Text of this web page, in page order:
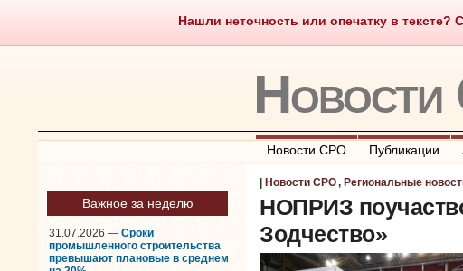
Нашли неточность или опечатку в
Саморегулирование Что такое
Новости СРО Публикации
Важное за неделю
31.07.2026 — Сроки
промышленного строительства
превышают плановые в среднем
Новости СРО, Региональные
НОПРИЗ
Зодчество»